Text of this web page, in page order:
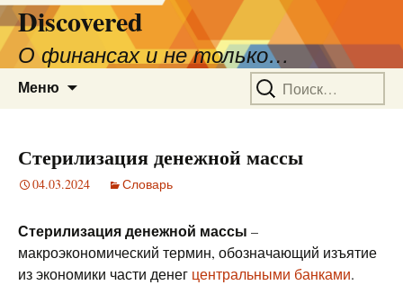
Discovered
О финансах и не только…
Меню Найти:
Стерилизация денежной массы
04.03.2024 Словарь
Стерилизация денежной массы –
макроэкономический термин, обозначающий изъятие
из экономики части денег центральными банками.